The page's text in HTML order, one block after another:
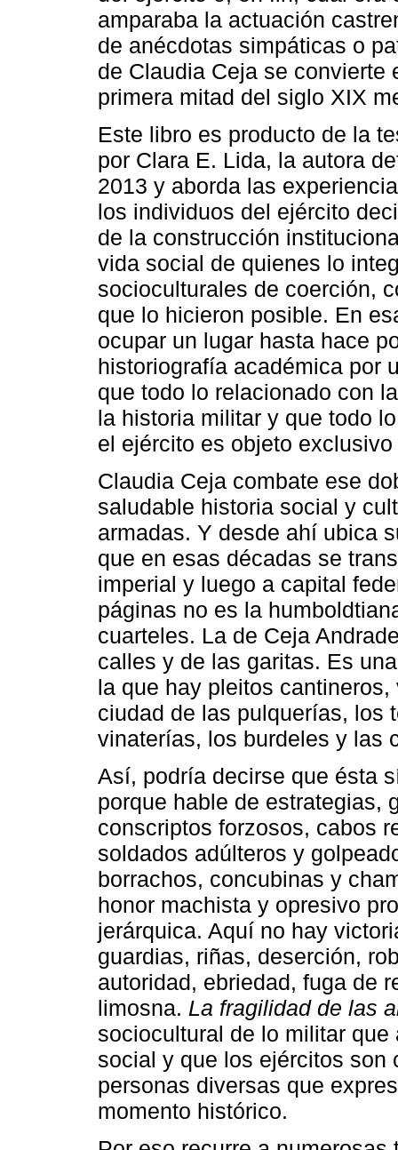
amparaba la actuación
de anécdotas simpáticas o
de Claudia Ceja se convierte
primera mitad del siglo XIX
Este libro es producto de la
por Clara E. Lida, la autora
2013 y aborda las
los individuos del ejército
de la construcción
vida social de quienes lo
socioculturales de coerción,
que lo hicieron posible. En
ocupar un lugar hasta hace
historiografía académica por
que todo lo relacionado con
la historia militar y que todo
el ejército es objeto
Claudia Ceja combate ese
saludable historia social y
armadas. Y desde ahí ubica
que en esas décadas se
imperial y luego a capital
páginas no es la
cuarteles. La de Ceja
calles y de las garitas. Es
la que hay pleitos
ciudad de las pulquerías, los
vinaterías, los burdeles y las
Así, podría decirse que ésta
porque hable de estrategias,
conscriptos forzosos, cabos
soldados adúlteros y
borrachos, concubinas y
honor machista y opresivo
jerárquica. Aquí no hay
guardias, riñas, deserción,
autoridad, ebriedad, fuga de
limosna. La fragilidad de las
sociocultural de lo militar
social y que los ejércitos son
personas diversas que
momento histórico.